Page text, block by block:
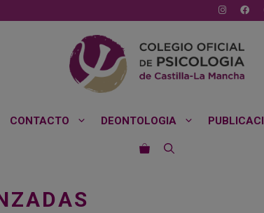
CONTACTO DEONTOLOGIA